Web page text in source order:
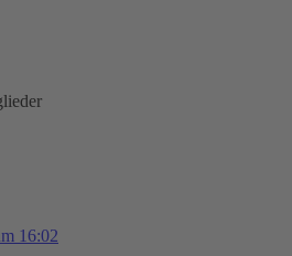
16:02